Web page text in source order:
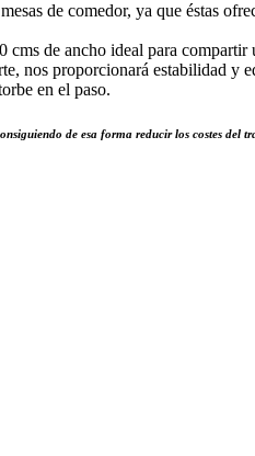
de comedor, ya que éstas
de ancho ideal para compartir
nos proporcionará estabilidad y
en el paso.
de esa forma reducir los costes del